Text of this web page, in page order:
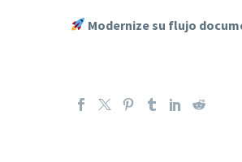
Modernize su flujo